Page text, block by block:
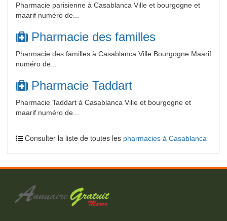
Pharmacie parisienne à Casablanca Ville et bourgogne et
maarif numéro de...
Pharmacie des familles
Pharmacie des familles à Casablanca Ville Bourgogne Maarif
numéro de...
Pharmacie Taddart
Pharmacie Taddart à Casablanca Ville et bourgogne et
maarif numéro de...
Consulter la liste de toutes les pharmacies à Casablanca